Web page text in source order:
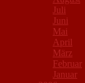
Juli
Juni
Mai
April
März
Februar
Januar